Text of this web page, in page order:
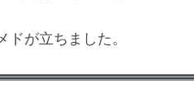
が立ちました。